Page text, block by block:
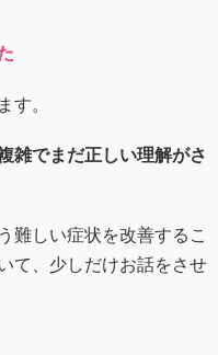
す。
雑でまだ正しい理解がさ
難しい症状を改善するこ
て、少しだけお話をさせ